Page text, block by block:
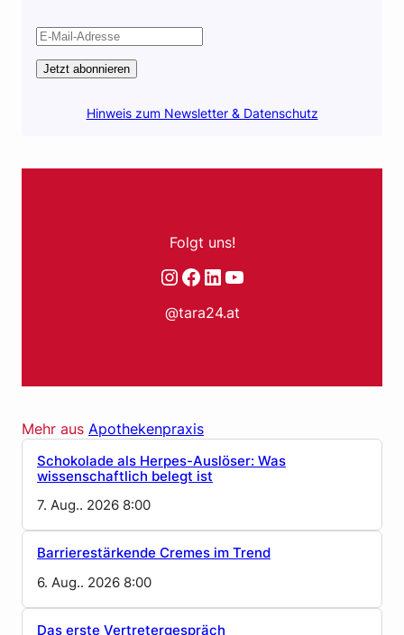
Jetzt abonnieren
Hinweis zum Newsletter & Datenschutz
Folgt uns!
Instagram
Facebook
LinkedIn
YouTube
@tara24.at
Mehr aus Apothekenpraxis
Schokolade als Herpes-Auslöser: Was
wissenschaftlich belegt ist
7. Aug.. 2026 8:00
Barrierestärkende Cremes im Trend
6. Aug.. 2026 8:00
Das erste Vertretergespräch